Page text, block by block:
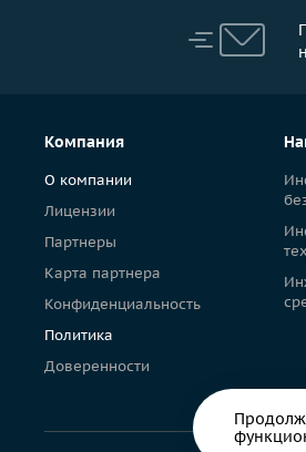
Компания
О компании
Лицензии
Партнеры
Карта партнера
Конфиденциальность
Политика
Доверенности